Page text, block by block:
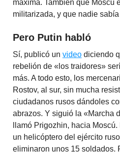
máxima. También que Moscú
militarizada, y que nadie
Pero Putin habló
Sí, publicó un video diciendo
rebelión de «los traidores»
más. A todo esto, los
Rostov, al sur, sin mucha
ciudadanos rusos dándoles
abrazos. Y siguió la «Marcha
llamó Prigozhin, hacia Moscú.
un helicóptero del ejército
eliminaron unos 15 soldados.